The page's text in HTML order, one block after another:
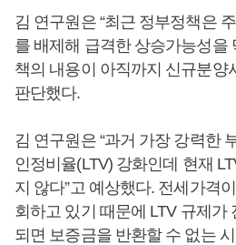
김 연구원은 “최근 정부정책은
를 배제해 급격한 상승가능성을
책의 내용이 아직까지 신규분양
판단했다.
김 연구원은 “과거 가장 강력한
인정비율(LTV) 강화인데 현재
지 않다”고 예상했다. 전세가격
회하고 있기 때문에 LTV 규제가
되면 보증금을 반환할 수 없는